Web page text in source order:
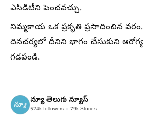
ఎసిడిటీని పెంచవచ్చు.
నిమ్మకాయ ఒక ప్రకృతి ప్రసాదించిన
దినచర్యలో దీనిని భాగం చేసుకుని
గడపండి.
న్యూ తెలుగు న్యూస్
524k followers 79k Stories